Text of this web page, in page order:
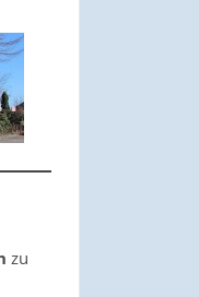
zu